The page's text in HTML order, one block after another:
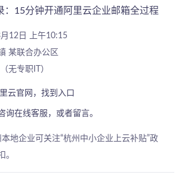
：15分钟开通阿里云企业邮箱全过程
12日 上午10:15
某联合办公区
无专职IT）
云官网，找到入口
询在线客服，或者留言。
地企业可关注“杭州中小企业上云补贴”政
。